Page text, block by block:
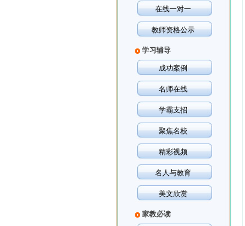
在线一对一
教师资格公示
学习辅导
成功案例
名师在线
学霸支招
聚焦名校
精彩视频
名人与教育
美文欣赏
家教必读